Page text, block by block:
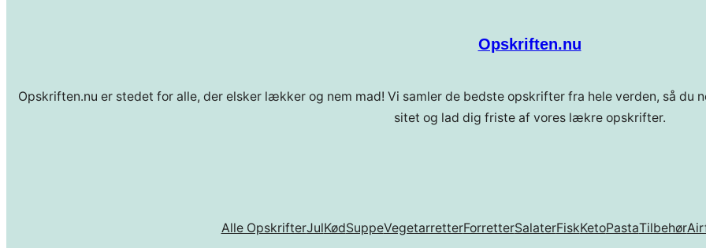
Opskriften.nu
Opskriften.nu er stedet for alle, der elsker lækker og nem mad! Vi samler de bedste opskrifter fra hele verden, så
sitet og lad dig friste af vores lækre opskrifter.
Alle OpskrifterJulKødSuppeVegetarretterForretterSalaterFiskKetoPastaTilbehør